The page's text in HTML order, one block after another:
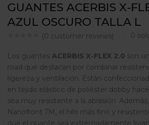
GUANTES ACERBIS X-
AZUL OSCURO TALLA L
(0 customer reviews) 0
Los guantes ACERBIS X-FLEX 2.0 son
road que destacan por combinar
ligereza y ventilación. Están
en tejido elástico de poliéster dobby
sea muy resistente a la abrasión.
Nanofront TM, el hilo más fino y
que el guante sea extremadamente